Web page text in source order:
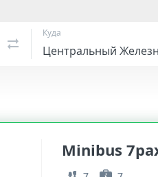
Куда
Minibus